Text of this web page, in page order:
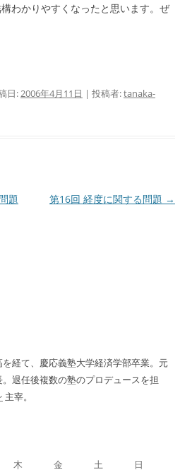
わかりやすくなったと思います。ぜ
日:2006年4月11日 | 投稿者:tanaka-
題 第16回 経度に関する問題 →
経て、慶応義塾大学経済学部卒業。元
退任後複数の塾のプロデュースを担
主宰。
木 金 土
日